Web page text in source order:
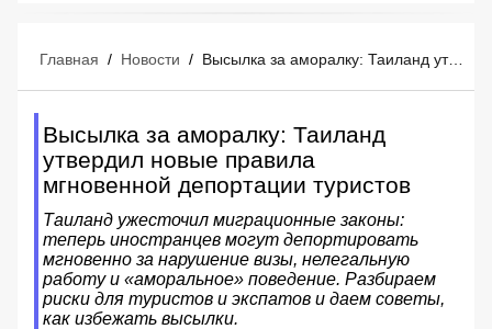
Главная / Новости / Высылка за аморалку: Таиланд утвердил новые правила мгновенной депортации туристов
Высылка за аморалку: Таиланд
утвердил новые правила
мгновенной депортации туристов
Таиланд ужесточил миграционные законы:
теперь иностранцев могут депортировать
мгновенно за нарушение визы, нелегальную
работу и «аморальное» поведение. Разбираем
риски для туристов и экспатов и даем советы,
как избежать высылки.